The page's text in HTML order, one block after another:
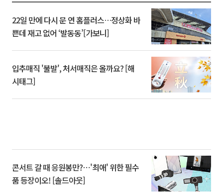
22일 만에 다시 문 연 홈플러스…정상화 바
쁜데 재고 없어 ‘발동동’[가보니]
입추매직 '불발', 처서매직은 올까요? [해
시태그]
콘서트 갈 때 응원봉만?⋯'최애' 위한 필수
품 등장이오! [솔드아웃]